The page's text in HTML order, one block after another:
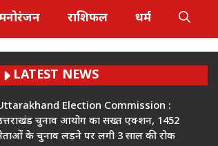
राशिफल धर्म
LATEST NEWS
Election Commission :
चुनाव आयोग का सख्त एक्शन, 1452
के चुनाव लड़ने पर लगी 3 साल की रोक